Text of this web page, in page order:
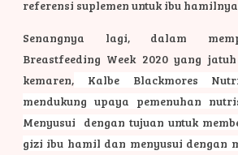
referensi suplemen untuk ibu
Senangnya lagi, dalam
Breastfeeding Week 2020 yang
kemaren,
Kalbe Blackmores
mendukung upaya pemenuhan
Menyusui dengan tujuan untuk
gizi ibu hamil dan menyusui dengan